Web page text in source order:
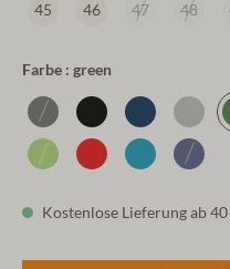
45 46 47 48
Farbe : green
Kostenlose Lieferung ab